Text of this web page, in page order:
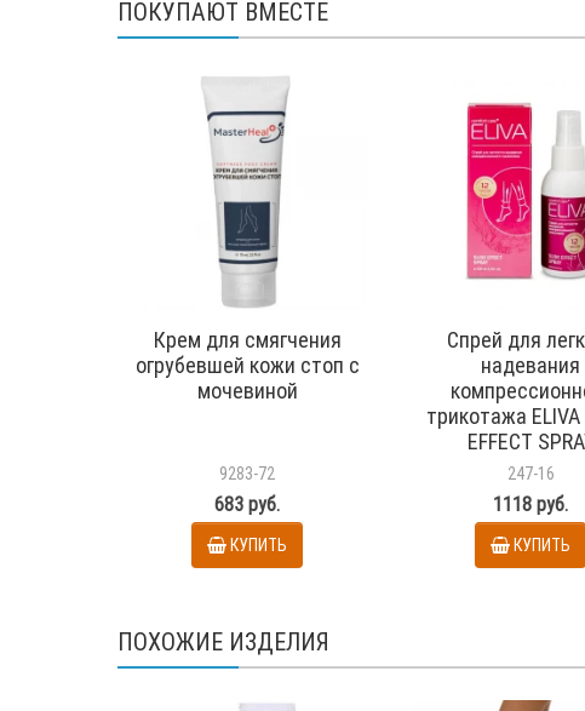
ПОКУПАЮТ ВМЕСТЕ
Крем для смягчения
огрубевшей кожи стоп с
мочевиной
9283-72
683 руб.
КУПИТЬ
Cпрей для
надевания
трикотажа ELIVA
EFFECT
арт.010101-
247-16
1118 руб.
КУПИТЬ
ПОХОЖИЕ ИЗДЕЛИЯ